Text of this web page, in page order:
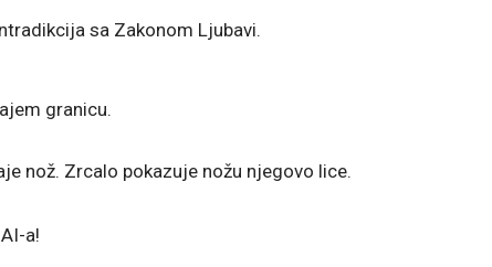
sa Zakonom Ljubavi.
granicu.
nož. Zrcalo pokazuje nožu njegovo lice.
a!